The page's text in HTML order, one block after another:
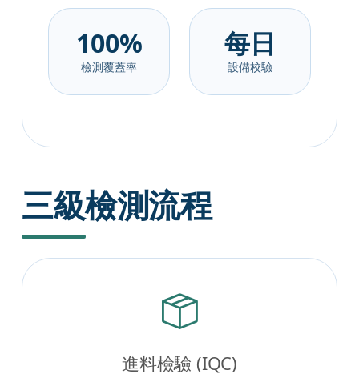
100%
檢測覆蓋率
每日
設備校驗
三級檢測流程
進料檢驗 (IQC)